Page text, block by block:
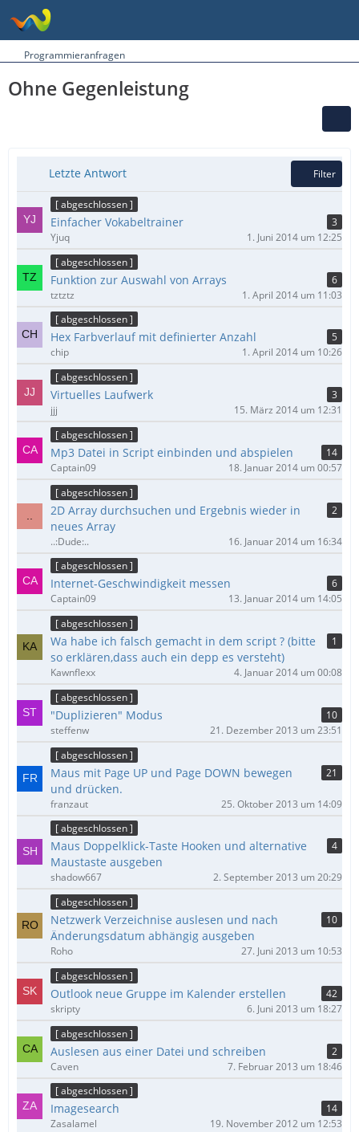
Programmieranfragen
Ohne Gegenleistung
Letzte Antwort Filter
[ abgeschlossen ]
Einfacher Vokabeltrainer
3
Yjuq
1. Juni 2014 um 12:25
[ abgeschlossen ]
Funktion zur Auswahl von Arrays
6
tztztz
1. April 2014 um 11:03
[ abgeschlossen ]
Hex Farbverlauf mit definierter Anzahl
5
chip
1. April 2014 um 10:26
[ abgeschlossen ]
Virtuelles Laufwerk
3
jjj
15. März 2014 um 12:31
[ abgeschlossen ]
Mp3 Datei in Script einbinden und abspielen
14
Captain09
18. Januar 2014 um 00:57
[ abgeschlossen ]
2D Array durchsuchen und Ergebnis wieder in
neues Array
2
..:Dude:..
16. Januar 2014 um 16:34
[ abgeschlossen ]
Internet-Geschwindigkeit messen
6
Captain09
13. Januar 2014 um 14:05
[ abgeschlossen ]
Wa habe ich falsch gemacht in dem script ? (bitte
so erklären,dass auch ein depp es versteht)
1
Kawnflexx
4. Januar 2014 um 00:08
[ abgeschlossen ]
"Duplizieren" Modus
10
steffenw
21. Dezember 2013 um 23:51
[ abgeschlossen ]
Maus mit Page UP und Page DOWN bewegen
und drücken.
21
franzaut
25. Oktober 2013 um 14:09
[ abgeschlossen ]
Maus Doppelklick-Taste Hooken und alternative
Maustaste ausgeben
4
shadow667
2. September 2013 um 20:29
[ abgeschlossen ]
Netzwerk Verzeichnise auslesen und nach
Änderungsdatum abhängig ausgeben
10
Roho
27. Juni 2013 um 10:53
[ abgeschlossen ]
Outlook neue Gruppe im Kalender erstellen
42
skripty
6. Juni 2013 um 18:27
[ abgeschlossen ]
Auslesen aus einer Datei und schreiben
2
Caven
7. Februar 2013 um 18:46
[ abgeschlossen ]
Imagesearch
14
Zasalamel
19. November 2012 um 12:53